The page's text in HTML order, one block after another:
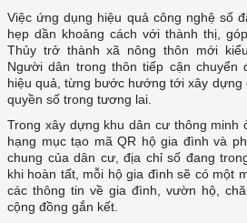
Việc ứng dụng hiệu quả công nghệ số
hẹp dần khoảng cách với thành thị,
Thủy trở thành xã nông thôn mới
Người dân trong thôn tiếp cận chuyển
hiệu quả, từng bước hướng tới xây dựng
quyền số trong tương lai.
Trong xây dựng khu dân cư thông minh
hạng mục tạo mã QR hộ gia đình và
chung của dân cư, địa chỉ số đang
khi hoàn tất, mỗi hộ gia đình sẽ có một
các thông tin về gia đình, vườn hộ,
cộng đồng gắn kết.